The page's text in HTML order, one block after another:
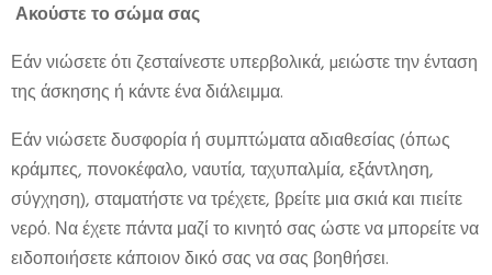
Ακούστε το σώμα σας
Εάν νιώσετε ότι ζεσταίνεστε υπερβολικά, µειώστε την ένταση
της άσκησης ή κάντε ένα διάλειμμα.
Εάν νιώσετε δυσφορία ή συμπτώματα αδιαθεσίας (όπως
κράμπες, πονοκέφαλο, ναυτία, ταχυπαλμία, εξάντληση,
σύγχηση), σταματήστε να τρέχετε, βρείτε μια σκιά και πιείτε
νερό. Να έχετε πάντα μαζί το κινητό σας ώστε να μπορείτε να
ειδοποιήσετε κάποιον δικό σας να σας βοηθήσει.